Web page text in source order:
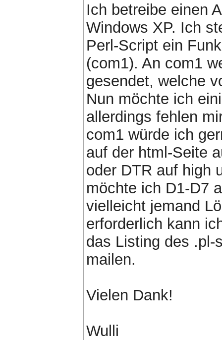
Ich betreibe einen
Windows XP. Ich
Perl-Script ein
(com1). An com1
gesendet, welche
Nun möchte ich
allerdings fehlen
com1 würde ich
auf der html-Seite
oder DTR auf high
möchte ich D1-D7
vielleicht jemand
erforderlich kann
das Listing des .pl-
mailen.
Vielen Dank!
Wulli